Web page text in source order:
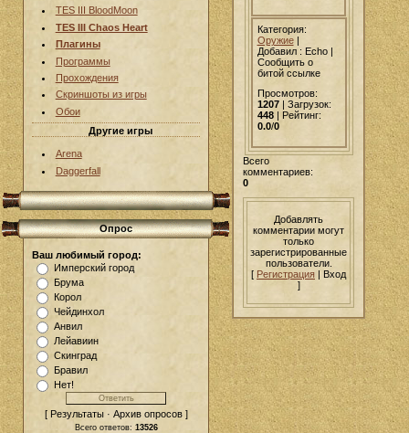
TES III BloodMoon
TES III Chaos Heart
Плагины
Программы
Прохождения
Скриншоты из игры
Обои
Другие игры
Arena
Daggerfall
Опрос
Ваш любимый город:
Имперский город
Брума
Корол
Чейдинхол
Анвил
Лейавиин
Скинград
Бравил
Нет!
[ Результаты · Архив опросов ]
Всего ответов: 13526
Категория:
Оружие|
Добавил : Echo |
Сообщить о
битой ссылке
Просмотров:
1207| Загрузок:
448| Рейтинг:
0.0/0
Всего
комментариев:
0
Добавлять
комментарии могут
только
зарегистрированные
пользователи.
[ Регистрация | Вход
]